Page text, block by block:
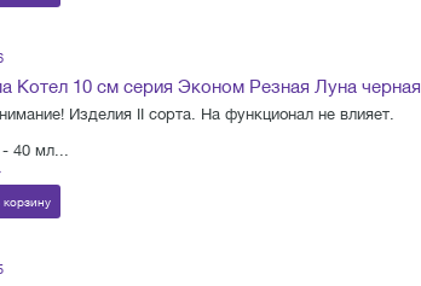
Котел 10 см серия Эконом Резная Луна черная
Изделия II сорта. На функционал не влияет.
40 мл...